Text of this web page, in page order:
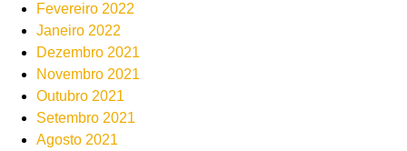
Fevereiro 2022
Janeiro 2022
Dezembro 2021
Novembro 2021
Outubro 2021
Setembro 2021
Agosto 2021